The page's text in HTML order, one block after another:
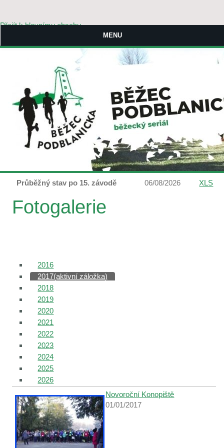
Přejít k hlavnímu obsahu
MENU
Průběžný stav po 15. závodě 06/08/2026 XLS
Fotogalerie
2016
2017(aktivní záložka)
2018
2019
2020
2021
2022
2023
2024
2025
2026
Novoroční Konopiště
01/01/2017